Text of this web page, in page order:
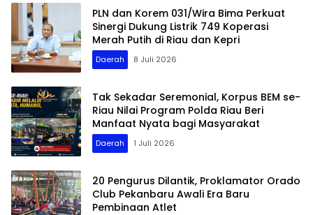
PLN dan Korem 031/Wira Bima Perkuat
Sinergi Dukung Listrik 749 Koperasi
Merah Putih di Riau dan Kepri
Daerah 8 Juli 2026
Tak Sekadar Seremonial, Korpus BEM se-
Riau Nilai Program Polda Riau Beri
Manfaat Nyata bagi Masyarakat
Daerah 1 Juli 2026
20 Pengurus Dilantik, Proklamator Orado
Club Pekanbaru Awali Era Baru
Pembinaan Atlet